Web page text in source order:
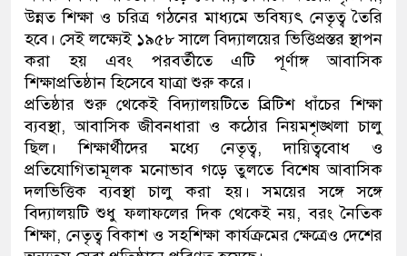
উন্নত শিক্ষা ও চরিত্র গঠনের মাধ্যমে ভবিষ্যৎ নেতৃত্ব তৈরি
হবে। সেই লক্ষ্যেই ১৯৫৮ সালে বিদ্যালয়ের ভিত্তিপ্রস্তর স্থাপন
করা হয় এবং পরবর্তীতে এটি পূর্ণাঙ্গ আবাসিক
শিক্ষাপ্রতিষ্ঠান হিসেবে যাত্রা শুরু করে।
প্রতিষ্ঠার শুরু থেকেই বিদ্যালয়টিতে ব্রিটিশ ধাঁচের শিক্ষা
ব্যবস্থা, আবাসিক জীবনধারা ও কঠোর নিয়মশৃঙ্খলা চালু
ছিল। শিক্ষার্থীদের মধ্যে নেতৃত্ব, দায়িত্ববোধ ও
প্রতিযোগিতামূলক মনোভাব গড়ে তুলতে বিশেষ আবাসিক
দলভিত্তিক ব্যবস্থা চালু করা হয়। সময়ের সঙ্গে সঙ্গে
বিদ্যালয়টি শুধু ফলাফলের দিক থেকেই নয়, বরং নৈতিক
শিক্ষা, নেতৃত্ব বিকাশ ও সহশিক্ষা কার্যক্রমের ক্ষেত্রেও দেশের